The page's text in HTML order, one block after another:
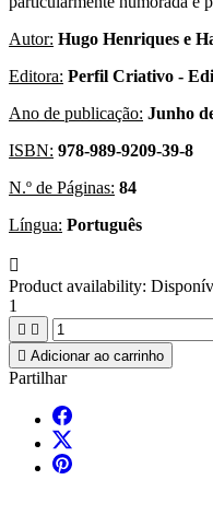
Autor: Hugo Henriques e
Editora: Perfil Criativo -
Ano de publicação: Junho
ISBN: 978-989-9209-39-8
N.º de Páginas: 84
Língua: Português

Product availability:
1
 
 Adicionar ao carrinho
Partilhar